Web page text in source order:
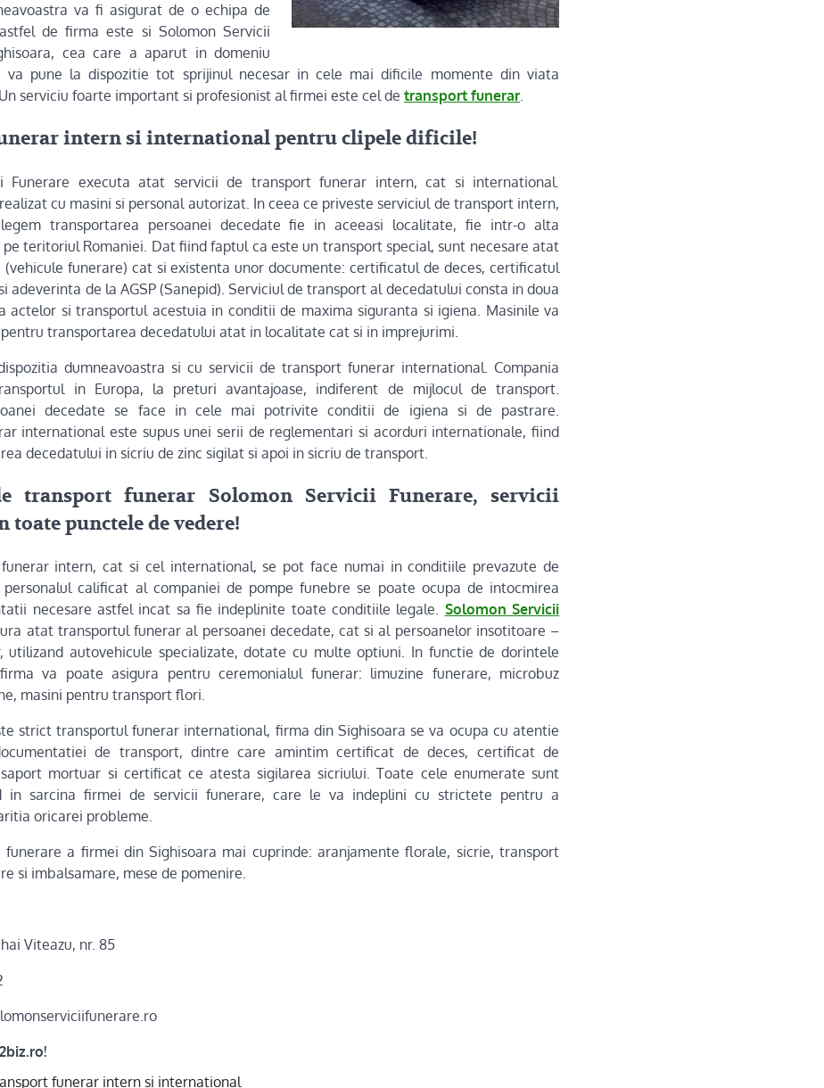
va fi asigurat de o echipa de
de firma este si Solomon Servicii
cea care a aparut in domeniu
pune la dispozitie tot sprijinul necesar in cele mai dificile momente din viata
serviciu foarte important si profesionist al firmei este cel de transport funerar.
intern si international pentru clipele dificile!
Funerare executa atat servicii de transport funerar intern, cat si international.
cu masini si personal autorizat. In ceea ce priveste serviciul de transport intern,
transportarea persoanei decedate fie in aceeasi localitate, fie intr-o alta
teritoriul Romaniei. Dat fiind faptul ca este un transport special, sunt necesare atat
(vehicule funerare) cat si existenta unor documente: certificatul de deces, certificatul
adeverinta de la AGSP (Sanepid). Serviciul de transport al decedatului consta in doua
actelor si transportul acestuia in conditii de maxima siguranta si igiena. Masinile va
transportarea decedatului atat in localitate cat si in imprejurimi.
dumneavoastra si cu servicii de transport funerar international. Compania
in Europa, la preturi avantajoase, indiferent de mijlocul de transport.
decedate se face in cele mai potrivite conditii de igiena si de pastrare.
international este supus unei serii de reglementari si acorduri internationale, fiind
decedatului in sicriu de zinc sigilat si apoi in sicriu de transport.
transport funerar Solomon Servicii Funerare, servicii
toate punctele de vedere!
intern, cat si cel international, se pot face numai in conditiile prevazute de
personalul calificat al companiei de pompe funebre se poate ocupa de intocmirea
necesare astfel incat sa fie indeplinite toate conditiile legale. Solomon Servicii
atat transportul funerar al persoanei decedate, cat si al persoanelor insotitoare –
utilizand autovehicule specializate, dotate cu multe optiuni. In functie de dorintele
va poate asigura pentru ceremonialul funerar: limuzine funerare, microbuz
masini pentru transport flori.
strict transportul funerar international, firma din Sighisoara se va ocupa cu atentie
de transport, dintre care amintim certificat de deces, certificat de
mortuar si certificat ce atesta sigilarea sicriului. Toate cele enumerate sunt
in sarcina firmei de servicii funerare, care le va indeplini cu strictete pentru a
oricarei probleme.
funerare a firmei din Sighisoara mai cuprinde: aranjamente florale, sicrie, transport
si imbalsamare, mese de pomenire.
Viteazu, nr. 85
funerar intern si international